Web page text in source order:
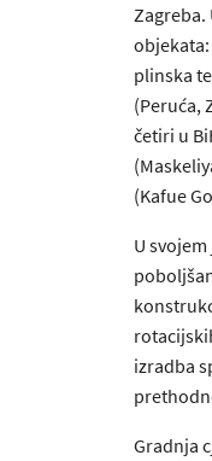
Zagreba.
plinska
(Peruća,
četiri u
(Kafue
U
izradba
Gradnja